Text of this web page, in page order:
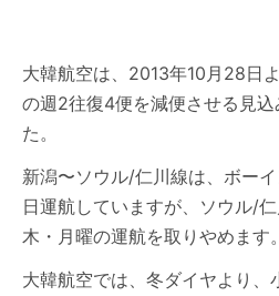
大韓航空は、2013年10月28日
の週2往復4便を減便させる見
た。
新潟〜ソウル/仁川線は、ボー
日運航していますが、ソウル/
木・月曜の運航を取りやめます。
大韓航空では、冬ダイヤより、